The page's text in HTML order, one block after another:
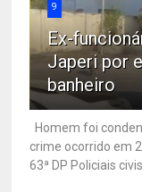
9
Ex-
Japeri por
banheiro
Homem foi
crime ocorrido em
63ª DP Policiais civis